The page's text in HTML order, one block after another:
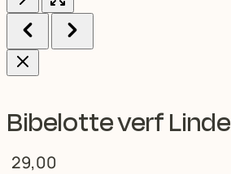
Bibelotte verf Linde
29,00